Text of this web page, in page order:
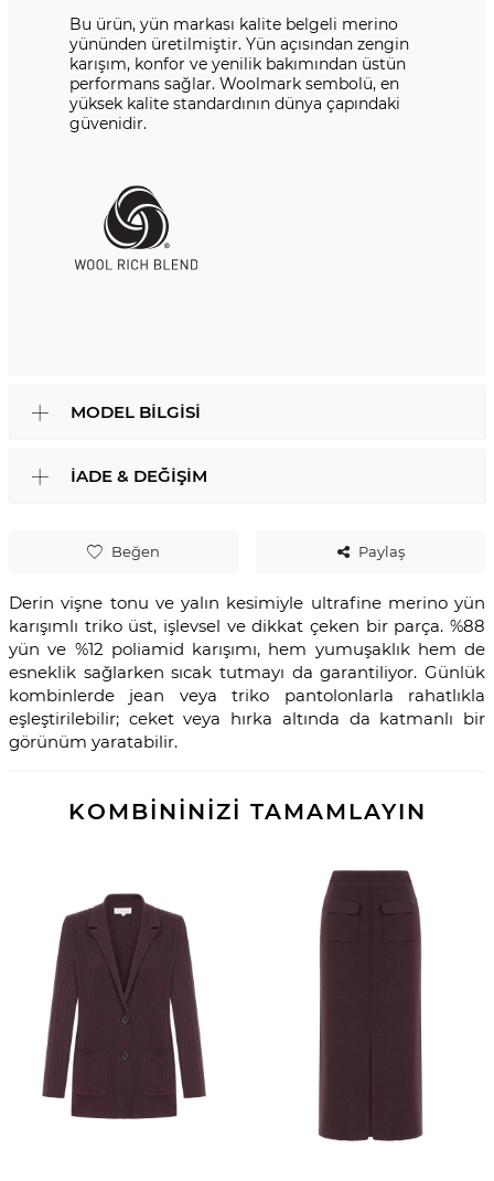
Beğen Paylaş
Derin vişne tonu ve yalın kesimiyle ultrafine merino yün
karışımlı triko üst, işlevsel ve dikkat çeken bir parça. %88
yün ve %12 poliamid karışımı, hem yumuşaklık hem de
esneklik sağlarken sıcak tutmayı da garantiliyor. Günlük
kombinlerde jean veya triko pantolonlarla rahatlıkla
eşleştirilebilir; ceket veya hırka altında da katmanlı bir
görünüm yaratabilir.
Bu ürün, yün markası kalite belgeli merino
yününden üretilmiştir. Yün açısından zengin
karışım, konfor ve yenilik bakımından üstün
performans sağlar. Woolmark sembolü, en
yüksek kalite standardının dünya çapındaki
güvenidir.
MODEL BILGISI
İADE & DEĞIŞIM
KOMBİNİNİZİ TAMAMLAYIN